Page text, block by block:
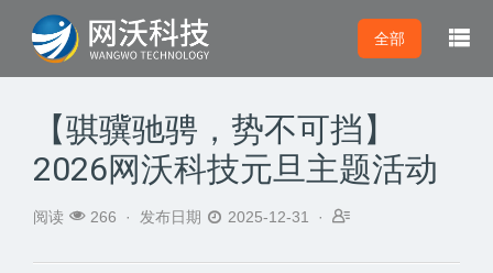

全部
【骐骥驰骋，势不可挡】
2026网沃科技元旦主题活动
阅读  266 · 发布日期  2025-12-31 · 